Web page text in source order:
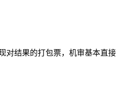
结果的打包票，机审基本直接